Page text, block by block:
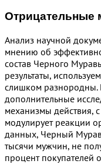
Отрицательные
Анализ научной
мнению об
состав Черного
результаты,
слишком
дополнительные
механизмы действия,
модулирует реакции
данных, Черный
тысячи мужчин, не
процент покупателей